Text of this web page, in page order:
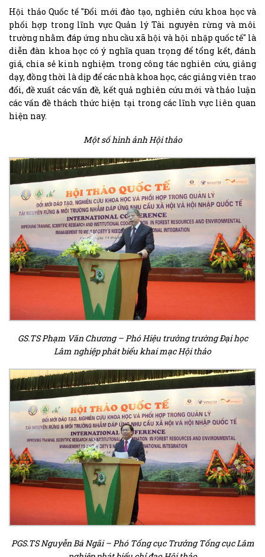
Hội thảo Quốc tế "Đổi mới đào tạo, nghiên cứu khoa học và
phối hợp trong lĩnh vực Quản lý Tài nguyên rừng và môi
trường nhằm đáp ứng nhu cầu xã hội và hội nhập quốc tế" là
diễn đàn khoa học có ý nghĩa quan trọng để tổng kết, đánh
giá, chia sẻ kinh nghiệm trong công tác nghiên cứu, giảng
dạy, đồng thời là dịp để các nhà khoa học, các giảng viên trao
đổi, đề xuất các vấn đề, kết quả nghiên cứu mới và thảo luận
các vấn đề thách thức hiện tại trong các lĩnh vực liên quan
hiện nay.
Một số hình ảnh Hội thảo
GS.TS Phạm Văn Chương – Phó Hiệu trưởng trường Đại học
Lâm nghiệp phát biểu khai mạc Hội thảo
PGS.TS Nguyễn Bá Ngãi – Phó Tổng cục Trưởng Tổng cục Lâm